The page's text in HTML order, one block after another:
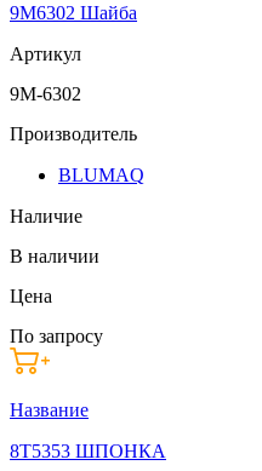
9M6302 Шайба
Артикул
9M-6302
Производитель
BLUMAQ
Наличие
В наличии
Цена
По запросу
Название
8T5353 ШПОНКА